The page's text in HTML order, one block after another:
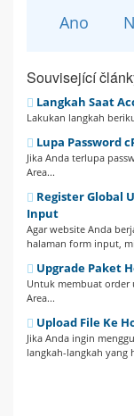
Ano
Související
Langkah Saat
Lakukan langkah
Lupa Password
Jika Anda terlupa
Area...
Register Global
Input
Agar website Anda
halaman form input,
Upgrade Paket
Untuk membuat order
Area...
Upload File Ke
Jika Anda ingin
langkah-langkah yang